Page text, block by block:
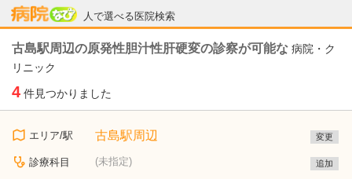
人で選べる医院検索
病院なび
古島駅周辺の原発性胆汁性肝硬変の診察が可能な 病院・ク
リニック
4 件見つかりました
エリア/駅 古島駅周辺 変更
診療科目 (未指定) 追加